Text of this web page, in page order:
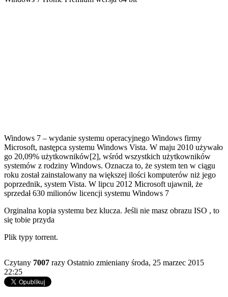
Windows 7 – wydanie systemu operacyjnego Windows firmy
Microsoft, następca systemu Windows Vista. W maju 2010 używało
go 20,09% użytkowników[2], wśród wszystkich użytkowników
systemów z rodziny Windows. Oznacza to, że system ten w ciągu
roku został zainstalowany na większej ilości komputerów niż jego
poprzednik, system Vista. W lipcu 2012 Microsoft ujawnił, że
sprzedał 630 milionów licencji systemu Windows 7
Orginalna kopia systemu bez klucza. Jeśli nie masz obrazu ISO , to
się tobie przyda
Plik typy torrent.
Czytany 7007 razy Ostatnio zmieniany środa, 25 marzec 2015
22:25